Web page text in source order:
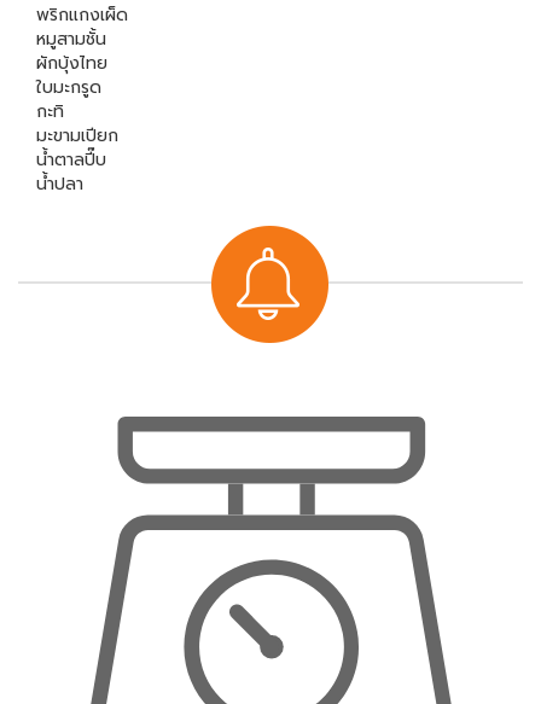
พริกแกงเผ็ด
หมูสามชั้น
ผักบุ้งไทย
ใบมะกรูด
กะทิ
มะขามเปียก
น้ำตาลปี๊บ
น้ำปลา